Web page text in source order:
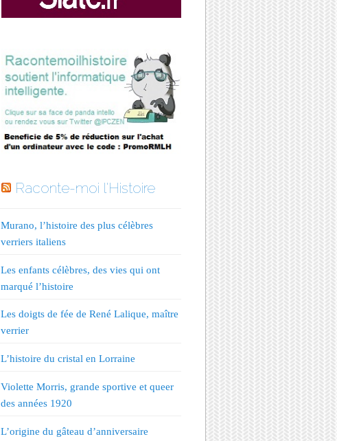
Raconte-moi l'Histoire
Murano, l’histoire des plus célèbres
verriers italiens
Les enfants célèbres, des vies qui ont
marqué l’histoire
Les doigts de fée de René Lalique, maître
verrier
L’histoire du cristal en Lorraine
Violette Morris, grande sportive et queer
des années 1920
L’origine du gâteau d’anniversaire